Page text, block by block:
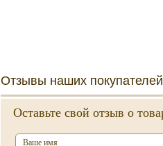
Отзывы наших
Оставьте свой отзыв о